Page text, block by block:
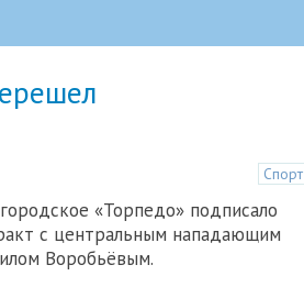
Спорт
«Торпедо» подписало
с центральным нападающим
Воробьёвым.